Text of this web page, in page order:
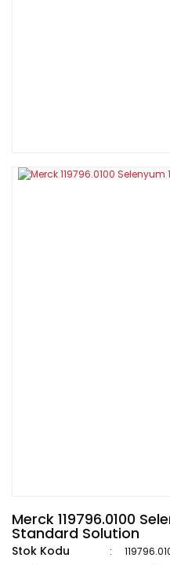
Merck 119796.0100
Standard Solution
Stok Kodu